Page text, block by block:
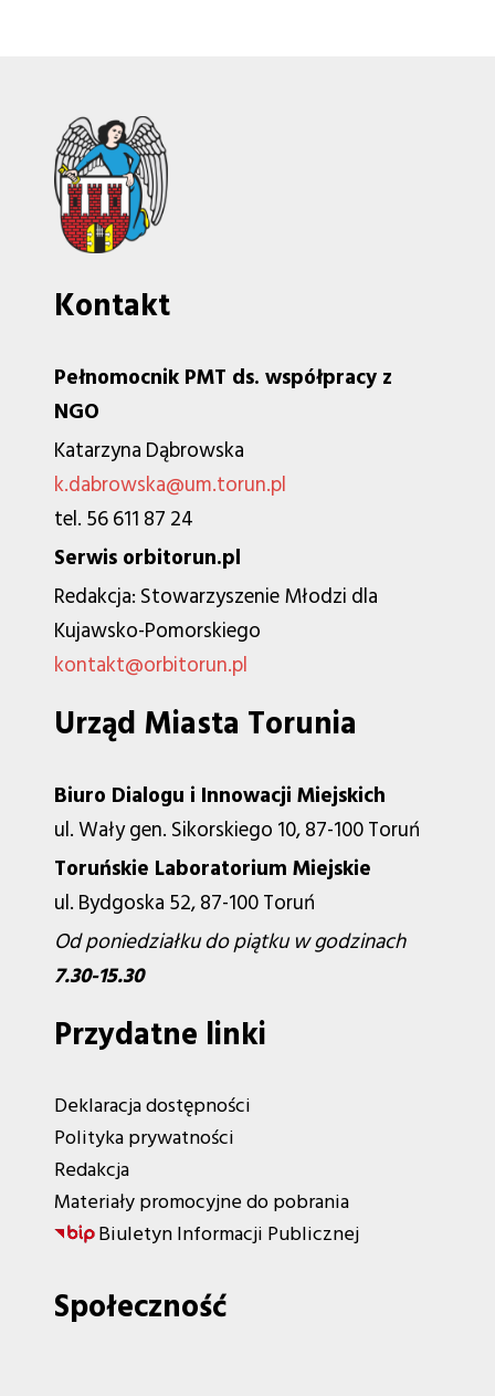
Kontakt
Pełnomocnik PMT ds. współpracy z
NGO
Katarzyna Dąbrowska
k.dabrowska@um.torun.pl
tel. 56 611 87 24
Serwis orbitorun.pl
Redakcja: Stowarzyszenie Młodzi dla
Kujawsko-Pomorskiego
kontakt@orbitorun.pl
Urząd Miasta Torunia
Biuro Dialogu i Innowacji Miejskich
ul. Wały gen. Sikorskiego 10, 87-100 Toruń
Toruńskie Laboratorium Miejskie
ul. Bydgoska 52, 87-100 Toruń
Od poniedziałku do piątku w godzinach
7.30-15.30
Przydatne linki
Deklaracja dostępności
Polityka prywatności
Redakcja
Materiały promocyjne do pobrania
Biuletyn Informacji Publicznej
Społeczność